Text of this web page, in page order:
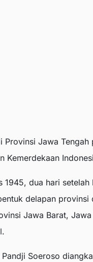
Jawa
Kemerdekaan
dua hari
delapan provinsi
Jawa Barat,
Soeroso